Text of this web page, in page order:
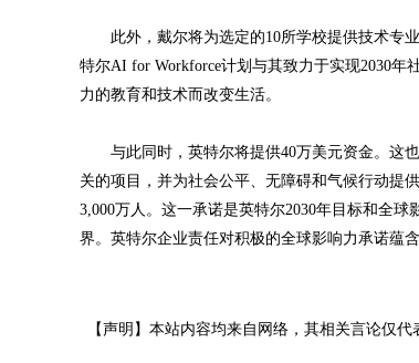
此外，戴尔将为选定的10所学校提供技术专业
特尔AI for Workforce计划与其致力于实现2030年
力的教育和技术而改变生活。
与此同时，英特尔将提供40万美元资金。这也
关的项目，并为社会公平、无障碍和气候行动提
3,000万人。这一承诺是英特尔2030年目标和全
界。英特尔企业责任对积极的全球影响力承诺蕴
【声明】本站内容均来自网络，其相关言论仅